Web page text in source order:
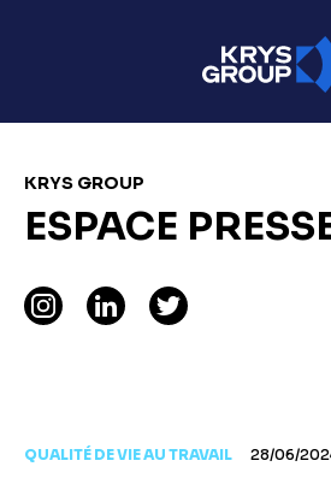
KRYS GROUP
ESPACE
QUALITÉ DE VIE AU TRAVAIL 28/06/